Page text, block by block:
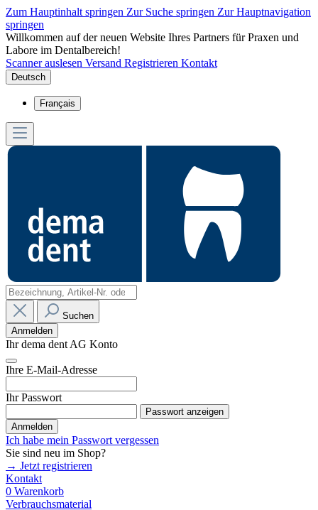
Zum Hauptinhalt springen Zur Suche springen Zur Hauptnavigation
springen
Willkommen auf der neuen Website Ihres Partners für Praxen und
Labore im Dentalbereich!
Scanner auslesen Versand Registrieren Kontakt
Deutsch
Français
Suchen
Anmelden
Ihr dema dent AG Konto
Ihre E-Mail-Adresse
Ihr Passwort
Passwort anzeigen
Anmelden
Ich habe mein Passwort vergessen
Sie sind neu im Shop?
→ Jetzt registrieren
Kontakt
0 Warenkorb
Verbrauchsmaterial